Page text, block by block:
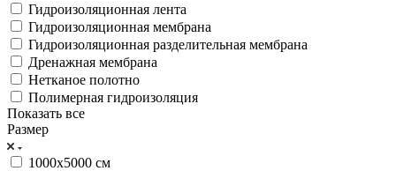
Гидроизоляционная лента
Гидроизоляционная мембрана
Гидроизоляционная разделительная мембрана
Дренажная мембрана
Нетканое полотно
Полимерная гидроизоляция
Показать все
Размер
1000х5000 см